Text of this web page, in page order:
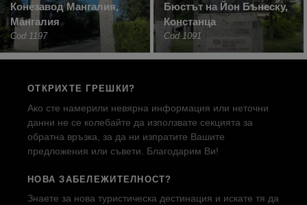
Конезавод Мангалия,
Мангалия
Cod 1197
Бюстът на Йон Бънеску,
Констанца
Cod 1091
ОТКРИХТЕ ГРЕШКИ?
Ако сте намерили невярна информация или неточни
данни не се колебайте да използвате секцията за
обратна връзка, за да ни изпратите Вашите
предложения или съвети. Благодарим Ви!
НОВА ЗАБЕЛЕЖИТЕЛНОСТ?
Знаете за нова туристическа дестинация и искате тя да